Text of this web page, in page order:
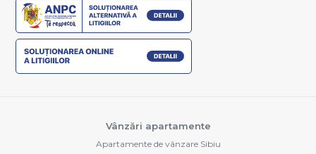
Vânzări apartamente
Apartamente de vânzare Sibiu